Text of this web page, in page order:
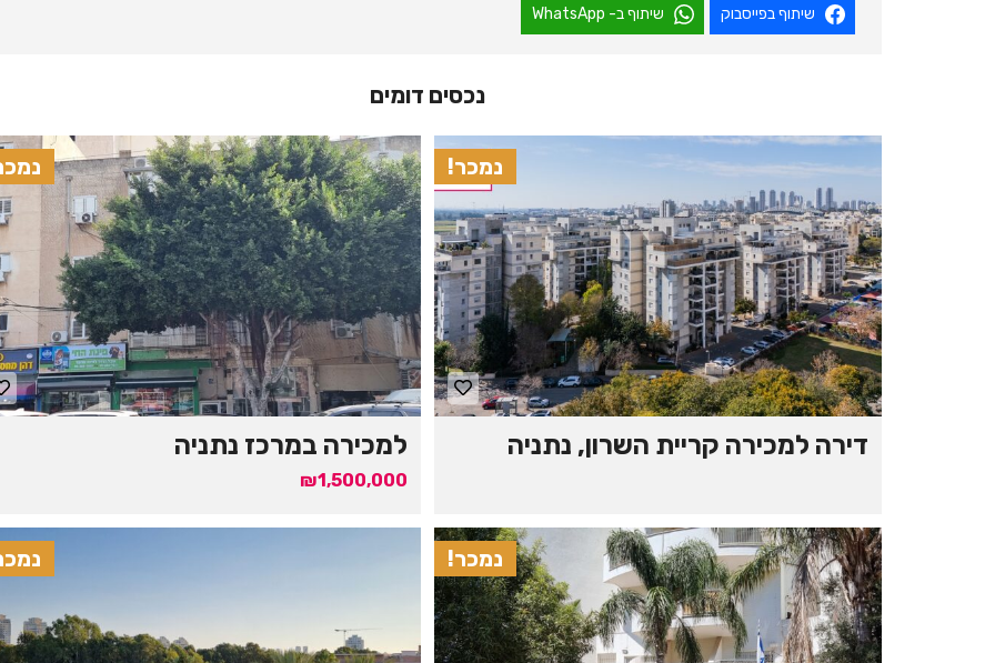
שיתוף בפייסבוק שיתוף ב- WhatsApp
נכסים דומים
נמכר!
דירה למכירה קריית השרון, נתניה למכירה במרכז נתניה
₪1,500,000
נמכר!